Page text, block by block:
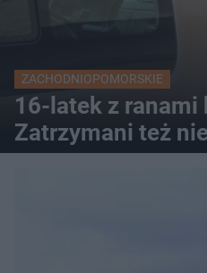
ZACHODNIOPOMORSKIE
16-latek z ranami
Zatrzymani też